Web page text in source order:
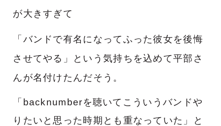
が大きすぎて
「バンドで有名になってふった彼女を後悔
させてやる」
という気持ちを込めて平部さ
んが名付けたんだそう。
「backnumberを聴いてこういうバンドや
りたいと思った時期とも重なっていた」と